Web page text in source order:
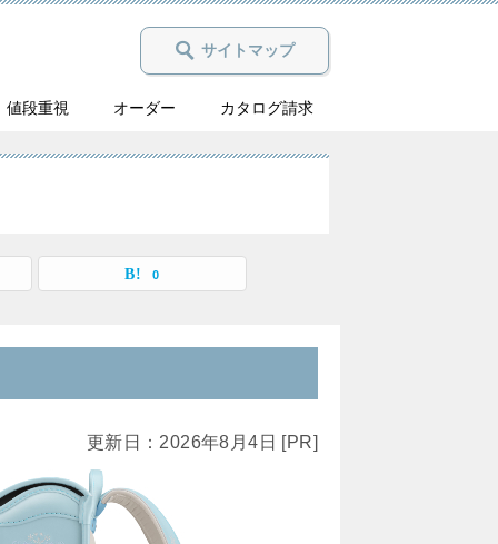
サイトマップ
値段重視 オーダー カタログ請求
0
更新日：2026年8月4日 [PR]